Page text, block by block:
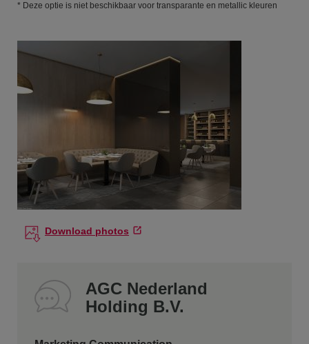
* Deze optie is niet beschikbaar voor transparante en metallic kleuren
Download photos
AGC Nederland
Holding B.V.